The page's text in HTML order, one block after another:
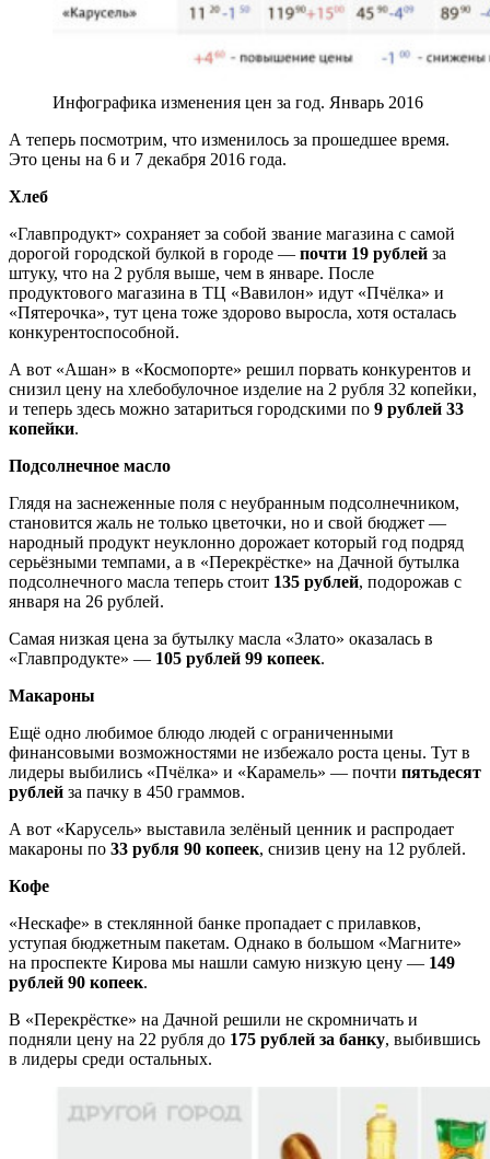
Инфографика изменения цен за год. Январь 2016
А теперь посмотрим, что изменилось за прошедшее время.
Это цены на 6 и 7 декабря 2016 года.
Хлеб
«Главпродукт» сохраняет за собой звание магазина с самой
дорогой городской булкой в городе — почти 19 рублей за
штуку, что на 2 рубля выше, чем в январе. После
продуктового магазина в ТЦ «Вавилон» идут «Пчёлка» и
«Пятерочка», тут цена тоже здорово выросла, хотя осталась
конкурентоспособной.
А вот «Ашан» в «Космопорте» решил порвать конкурентов и
снизил цену на хлебобулочное изделие на 2 рубля 32 копейки,
и теперь здесь можно затариться городскими по 9 рублей 33
копейки.
Подсолнечное масло
Глядя на заснеженные поля с неубранным подсолнечником,
становится жаль не только цветочки, но и свой бюджет —
народный продукт неуклонно дорожает который год подряд
серьёзными темпами, а в «Перекрёстке» на Дачной бутылка
подсолнечного масла теперь стоит 135 рублей, подорожав с
января на 26 рублей.
Самая низкая цена за бутылку масла «Злато» оказалась в
«Главпродукте» — 105 рублей 99 копеек.
Макароны
Ещё одно любимое блюдо людей с ограниченными
финансовыми возможностями не избежало роста цены. Тут в
лидеры выбились «Пчёлка» и «Карамель» — почти пятьдесят
рублей за пачку в 450 граммов.
А вот «Карусель» выставила зелёный ценник и распродает
макароны по 33 рубля 90 копеек, снизив цену на 12 рублей.
Кофе
«Нескафе» в стеклянной банке пропадает с прилавков,
уступая бюджетным пакетам. Однако в большом «Магните»
на проспекте Кирова мы нашли самую низкую цену — 149
рублей 90 копеек.
В «Перекрёстке» на Дачной решили не скромничать и
подняли цену на 22 рубля до 175 рублей за банку, выбившись
в лидеры среди остальных.